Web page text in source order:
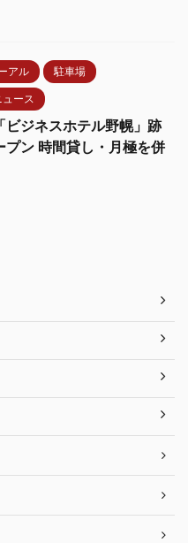
アル 駐車場
ース
ビジネスホテル野幌」跡
プン 時間貸し・月極を併